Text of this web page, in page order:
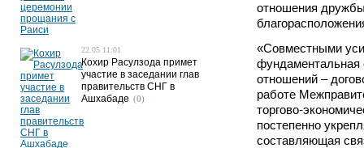
отношения
«Совместными
фундаментальная
отношений –
работе
торгово-
постепенно
составляющая
22.05 11:01
Кохир Расулзода примет
участие в заседании глав
правительств СНГ в
Ашхабаде (0)